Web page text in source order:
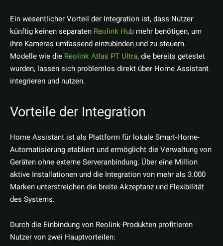
Ein wesentlicher Vorteil der Integration ist, dass Nutzer
künftig keinen separaten Reolink Hub mehr benötigen, um
ihre Kameras umfassend einzubinden und zu steuern.
Modelle wie die Reolink Atlas PT Ultra, die bereits getestet
wurden, lassen sich problemlos direkt über Home Assistant
integrieren und nutzen.
Vorteile der Integration
Home Assistant ist als Plattform für lokale Smart-Home-
Automatisierung etabliert und ermöglicht die Verwaltung von
Geräten ohne externe Serveranbindung. Über eine Million
aktive Installationen und die Integration von mehr als 3.000
Marken unterstreichen die breite Akzeptanz und Flexibilität
des Systems.
Durch die Einbindung von Reolink-Produkten profitieren
Nutzer von zwei Hauptvorteilen: